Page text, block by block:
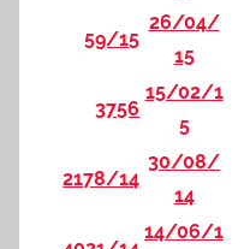
59/15
26/04/
15
3756
15/02/1
5
2178/14
30/08/
14
14/06/1